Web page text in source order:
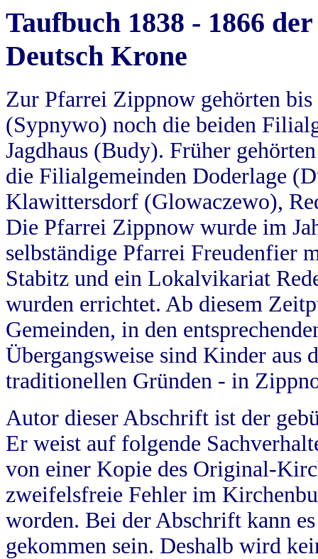
Taufbuch 1838 - 1866
Deutsch Krone
Zur Pfarrei Zippnow gehörten
(Sypnywo) noch die beiden
Jagdhaus (Budy). Früher
die Filialgemeinden Doderlage
Klawittersdorf (Glowaczewo),
Die Pfarrei Zippnow wurde im
selbständige Pfarrei Freudenfier
Stabitz und ein Lokalvikariat
wurden errichtet. Ab diesem
Gemeinden, in den
Übergangsweise sind Kinder aus
traditionellen Gründen - in
Autor dieser Abschrift ist der
Er weist auf folgende
von einer Kopie des Original-
zweifelsfreie Fehler im
worden. Bei der Abschrift kann
gekommen sein. Deshalb wird